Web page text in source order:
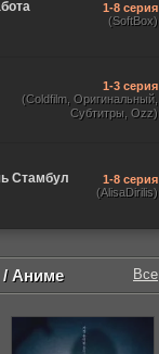
1-8 серия
(SoftBox)
1-3 серия
(Coldfilm, Оригинальный,
Субтитры, Ozz)
Стамбул
1-8 серия
(AlisaDirilis)
Аниме Все